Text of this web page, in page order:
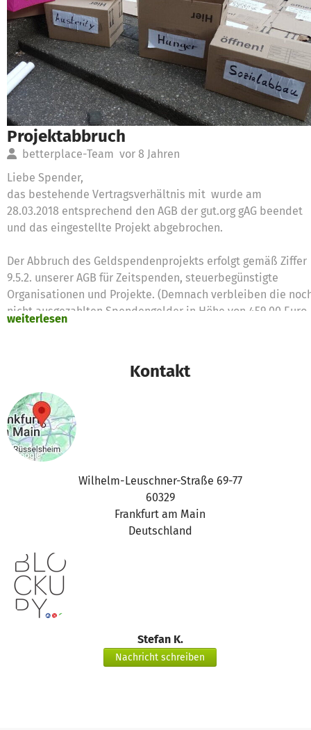
Projektabbruch
betterplace-Team vor 8 Jahren
Liebe Spender,
das bestehende Vertragsverhältnis mit wurde am
28.03.2018 entsprechend den AGB der gut.org gAG beendet
und das eingestellte Projekt abgebrochen.
Der Abbruch des Geldspendenprojekts erfolgt gemäß Ziffer
9.5.2. unserer AGB für Zeitspenden, steuerbegünstigte
Organisationen und Projekte. (Demnach verbleiben die
nicht ausgezahlten Spendengelder in Höhe von 459,00 Euro
dazu:https://www.betterplace.org/c/hilfe/
die-nicht-mehr-fuer-das-projekt-ausgegeben-werden-
koennen/ )
Bei Fragen könnt Ihr Euch jederzeit gerne an unser Support-
Team (support@betterplace.org) wenden.
Viele Grüße
Euer betterplace.org-Team
weiterlesen
Kontakt
Wilhelm-Leuschner-Straße 69-77
60329
Frankfurt am Main
Deutschland
Stefan K.
Nachricht schreiben